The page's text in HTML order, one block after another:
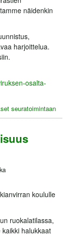
näidenkin
harjoittelua.
osalta-
seuratoimintaan
koululle
ruokalatilassa,
halukkaat